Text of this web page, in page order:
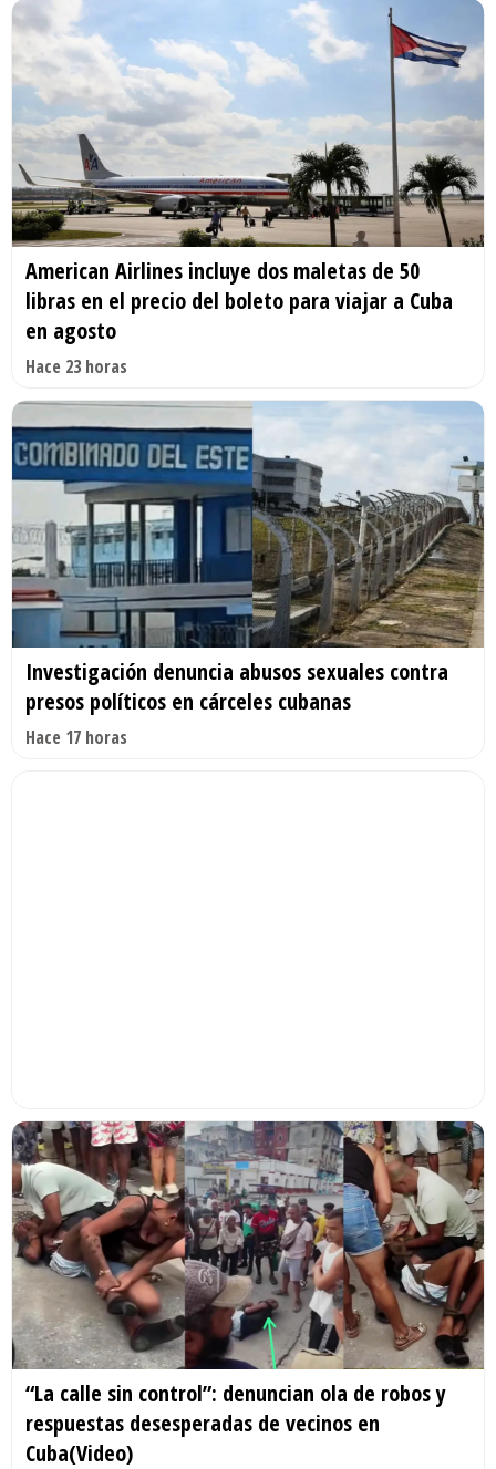
American Airlines incluye dos maletas de 50
libras en el precio del boleto para viajar a Cuba
en agosto
Hace 23 horas
Investigación denuncia abusos sexuales contra
presos políticos en cárceles cubanas
Hace 17 horas
“La calle sin control”: denuncian ola de robos y
respuestas desesperadas de vecinos en
Cuba(Video)